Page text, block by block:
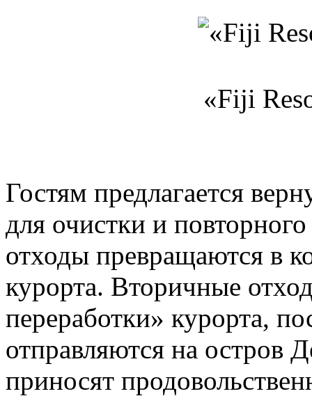
«Fiji
Гостям предлагается
для очистки и
отходы превращаются в
курорта. Вторичные
переработки» курорта,
отправляются на остров
приносят